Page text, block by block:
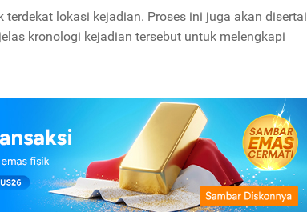
lokasi kejadian. Proses ini juga akan disertai
kronologi kejadian tersebut untuk melengkapi